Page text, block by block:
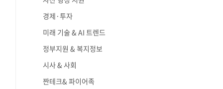
경제·투자
미래 기술 & AI 트렌드
정부지원 & 복지정보
시사 & 사회
짠테크& 파이어족